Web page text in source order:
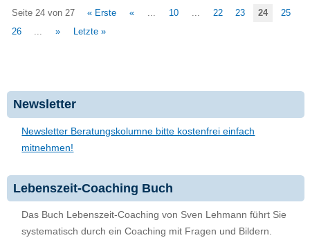
Seite 24 von 27 « Erste « ... 10 ... 22 23 24
25
26
» Letzte »
Newsletter
Newsletter Beratungskolumne bitte kostenfrei einfach
mitnehmen!
Lebenszeit-Coaching Buch
Das Buch Lebenszeit-Coaching von Sven Lehmann führt Sie
systematisch durch ein Coaching mit Fragen und Bildern.